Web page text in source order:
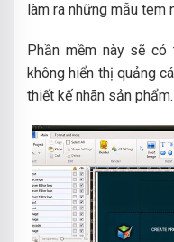
làm ra những mẫu tem
Phần mềm này sẽ
không hiển thị quảng
thiết kế nhãn sản phẩm.